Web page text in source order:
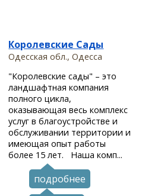
Королевские Сады
Одесская обл., Одесса
"Королевские сады" – это
ландшафтная компания
полного цикла,
оказывающая весь комплекс
услуг в благоустройстве и
обслуживании территории и
имеющая опыт работы
более 15 лет. Наша комп...
подробнее